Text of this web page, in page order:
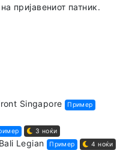
пријавениот патник.
Singapore
Пример
3 ноќи
Legian Пример 4 ноќи